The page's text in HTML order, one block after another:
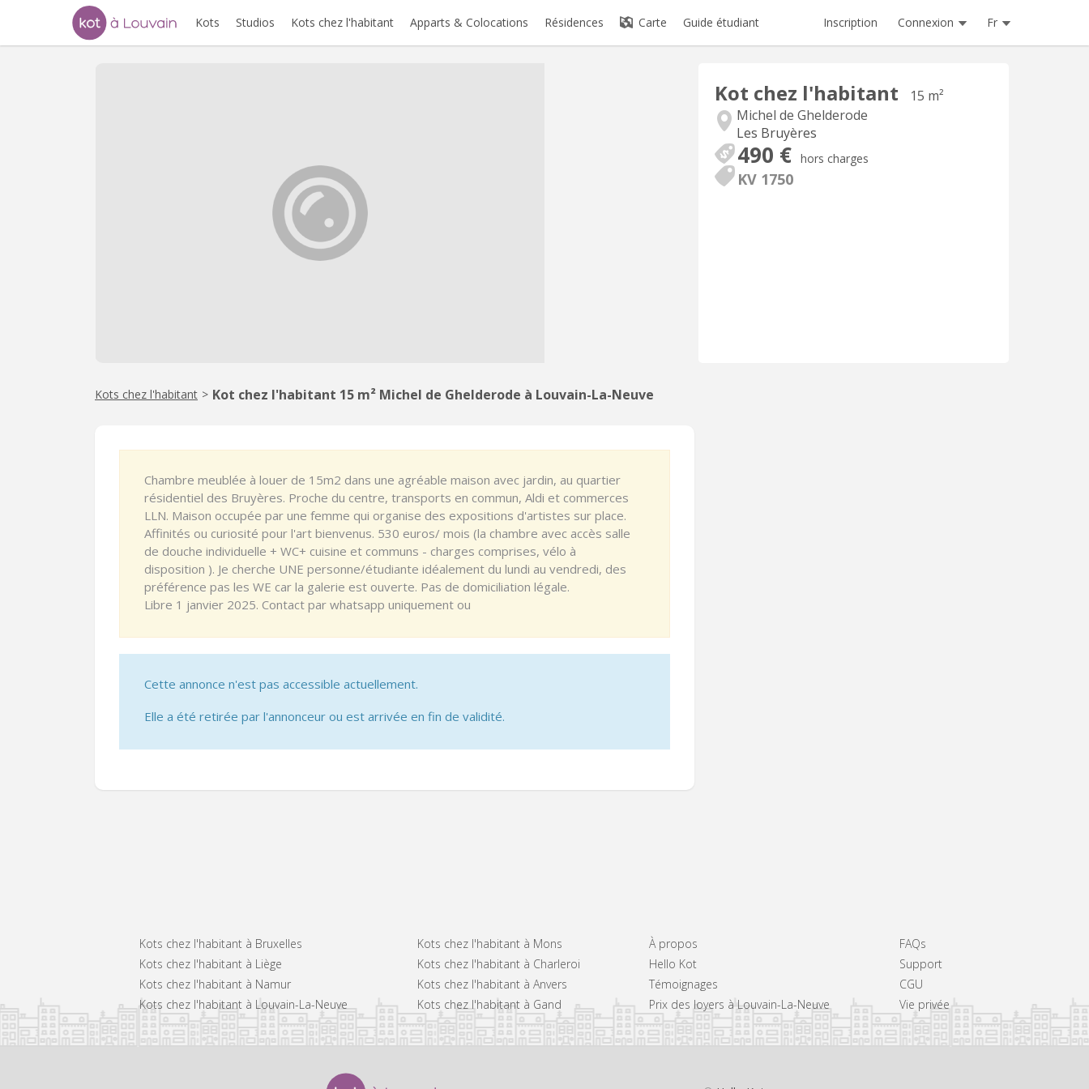
Kots Studios Kots chez l'habitant Apparts & Colocations Résidences Carte Guide étudiant Inscription Connexion Fr
Kot chez l'habitant
15 m²
Michel de Ghelderode
Les Bruyères
490 € hors charges
KV 1750
Kots chez l'habitant > Kot chez l'habitant 15 m² Michel de Ghelderode à Louvain-La-Neuve
Chambre meublée à louer de 15m2 dans une agréable maison avec jardin, au quartier
résidentiel des Bruyères. Proche du centre, transports en commun, Aldi et commerces
LLN. Maison occupée par une femme qui organise des expositions d'artistes sur place.
Affinités ou curiosité pour l'art bienvenus. 530 euros/ mois (la chambre avec accès salle
de douche individuelle + WC+ cuisine et communs - charges comprises, vélo à
disposition ). Je cherche UNE personne/étudiante idéalement du lundi au vendredi, des
préférence pas les WE car la galerie est ouverte. Pas de domiciliation légale.
Libre 1 janvier 2025. Contact par whatsapp uniquement ou
Cette annonce n'est pas accessible actuellement.
Elle a été retirée par l'annonceur ou est arrivée en fin de validité.
Kots chez l'habitant à Bruxelles
Kots chez l'habitant à Liège
Kots chez l'habitant à Namur
Kots chez l'habitant à Louvain-La-Neuve
Kots chez l'habitant à Mons
Kots chez l'habitant à Charleroi
Kots chez l'habitant à Anvers
Kots chez l'habitant à Gand
À propos
Hello Kot
Témoignages
Prix des loyers à Louvain-La-Neuve
FAQs
Support
CGU
Vie privée